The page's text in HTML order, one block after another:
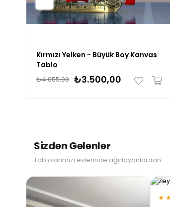
Kırmızı Yelken - Büyük Boy Kanvas
Tablo
₺3.500,00
₺4.655,00
Sizden Gelenler
Tablolarımızı evlerinde ağırlayanlardan